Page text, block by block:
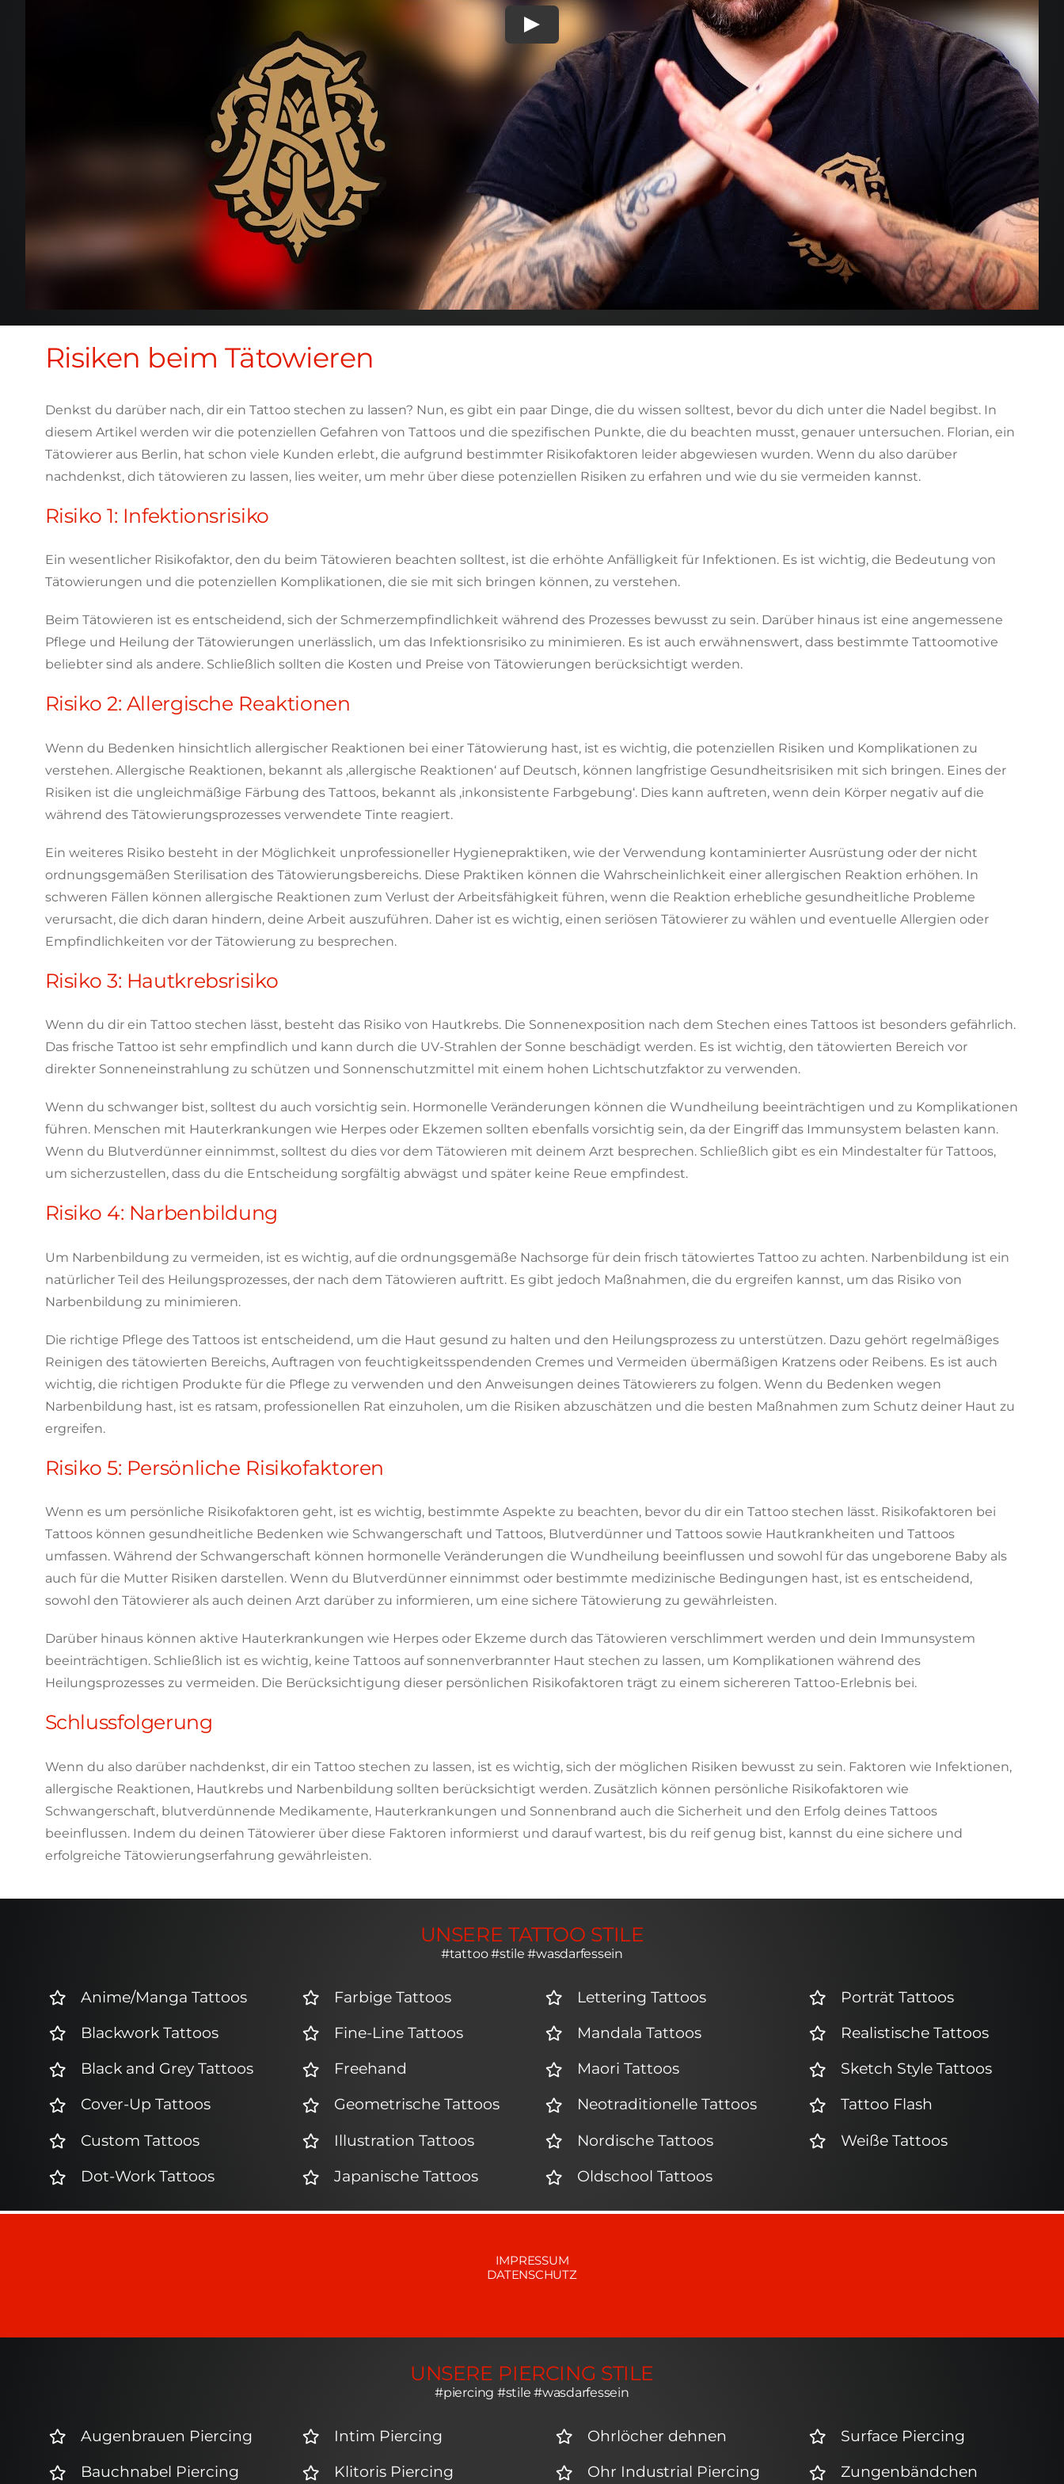
Risiken beim Tätowieren
Denkst du darüber nach, dir ein Tattoo stechen zu lassen? Nun, es gibt ein paar Dinge, die du wissen solltest, bevor du dich unter die Nadel begibst. In
diesem Artikel werden wir die potenziellen Gefahren von Tattoos und die spezifischen Punkte, die du beachten musst, genauer untersuchen. Florian, ein
Tätowierer aus Berlin, hat schon viele Kunden erlebt, die aufgrund bestimmter Risikofaktoren leider abgewiesen wurden. Wenn du also darüber
nachdenkst, dich tätowieren zu lassen, lies weiter, um mehr über diese potenziellen Risiken zu erfahren und wie du sie vermeiden kannst.
Risiko 1: Infektionsrisiko
Ein wesentlicher Risikofaktor, den du beim Tätowieren beachten solltest, ist die erhöhte Anfälligkeit für Infektionen. Es ist wichtig, die Bedeutung von
Tätowierungen und die potenziellen Komplikationen, die sie mit sich bringen können, zu verstehen.
Beim Tätowieren ist es entscheidend, sich der Schmerzempfindlichkeit während des Prozesses bewusst zu sein. Darüber hinaus ist eine angemessene
Pflege und Heilung der Tätowierungen unerlässlich, um das Infektionsrisiko zu minimieren. Es ist auch erwähnenswert, dass bestimmte Tattoomotive
beliebter sind als andere. Schließlich sollten die Kosten und Preise von Tätowierungen berücksichtigt werden.
Risiko 2: Allergische Reaktionen
Wenn du Bedenken hinsichtlich allergischer Reaktionen bei einer Tätowierung hast, ist es wichtig, die potenziellen Risiken und Komplikationen zu
verstehen. Allergische Reaktionen, bekannt als ‚allergische Reaktionen‘ auf Deutsch, können langfristige Gesundheitsrisiken mit sich bringen. Eines der
Risiken ist die ungleichmäßige Färbung des Tattoos, bekannt als ‚inkonsistente Farbgebung‘. Dies kann auftreten, wenn dein Körper negativ auf die
während des Tätowierungsprozesses verwendete Tinte reagiert.
Ein weiteres Risiko besteht in der Möglichkeit unprofessioneller Hygienepraktiken, wie der Verwendung kontaminierter Ausrüstung oder der nicht
ordnungsgemäßen Sterilisation des Tätowierungsbereichs. Diese Praktiken können die Wahrscheinlichkeit einer allergischen Reaktion erhöhen. In
schweren Fällen können allergische Reaktionen zum Verlust der Arbeitsfähigkeit führen, wenn die Reaktion erhebliche gesundheitliche Probleme
verursacht, die dich daran hindern, deine Arbeit auszuführen. Daher ist es wichtig, einen seriösen Tätowierer zu wählen und eventuelle Allergien oder
Empfindlichkeiten vor der Tätowierung zu besprechen.
Risiko 3: Hautkrebsrisiko
Wenn du dir ein Tattoo stechen lässt, besteht das Risiko von Hautkrebs. Die Sonnenexposition nach dem Stechen eines Tattoos ist besonders gefährlich.
Das frische Tattoo ist sehr empfindlich und kann durch die UV-Strahlen der Sonne beschädigt werden. Es ist wichtig, den tätowierten Bereich vor
direkter Sonneneinstrahlung zu schützen und Sonnenschutzmittel mit einem hohen Lichtschutzfaktor zu verwenden.
Wenn du schwanger bist, solltest du auch vorsichtig sein. Hormonelle Veränderungen können die Wundheilung beeinträchtigen und zu Komplikationen
führen. Menschen mit Hauterkrankungen wie Herpes oder Ekzemen sollten ebenfalls vorsichtig sein, da der Eingriff das Immunsystem belasten kann.
Wenn du Blutverdünner einnimmst, solltest du dies vor dem Tätowieren mit deinem Arzt besprechen. Schließlich gibt es ein Mindestalter für Tattoos,
um sicherzustellen, dass du die Entscheidung sorgfältig abwägst und später keine Reue empfindest.
Risiko 4: Narbenbildung
Um Narbenbildung zu vermeiden, ist es wichtig, auf die ordnungsgemäße Nachsorge für dein frisch tätowiertes Tattoo zu achten. Narbenbildung ist ein
natürlicher Teil des Heilungsprozesses, der nach dem Tätowieren auftritt. Es gibt jedoch Maßnahmen, die du ergreifen kannst, um das Risiko von
Narbenbildung zu minimieren.
Die richtige Pflege des Tattoos ist entscheidend, um die Haut gesund zu halten und den Heilungsprozess zu unterstützen. Dazu gehört regelmäßiges
Reinigen des tätowierten Bereichs, Auftragen von feuchtigkeitsspendenden Cremes und Vermeiden übermäßigen Kratzens oder Reibens. Es ist auch
wichtig, die richtigen Produkte für die Pflege zu verwenden und den Anweisungen deines Tätowierers zu folgen. Wenn du Bedenken wegen
Narbenbildung hast, ist es ratsam, professionellen Rat einzuholen, um die Risiken abzuschätzen und die besten Maßnahmen zum Schutz deiner Haut zu
ergreifen.
Risiko 5: Persönliche Risikofaktoren
Wenn es um persönliche Risikofaktoren geht, ist es wichtig, bestimmte Aspekte zu beachten, bevor du dir ein Tattoo stechen lässt. Risikofaktoren bei
Tattoos können gesundheitliche Bedenken wie Schwangerschaft und Tattoos, Blutverdünner und Tattoos sowie Hautkrankheiten und Tattoos
umfassen. Während der Schwangerschaft können hormonelle Veränderungen die Wundheilung beeinflussen und sowohl für das ungeborene Baby als
auch für die Mutter Risiken darstellen. Wenn du Blutverdünner einnimmst oder bestimmte medizinische Bedingungen hast, ist es entscheidend,
sowohl den Tätowierer als auch deinen Arzt darüber zu informieren, um eine sichere Tätowierung zu gewährleisten.
Darüber hinaus können aktive Hauterkrankungen wie Herpes oder Ekzeme durch das Tätowieren verschlimmert werden und dein Immunsystem
beeinträchtigen. Schließlich ist es wichtig, keine Tattoos auf sonnenverbrannter Haut stechen zu lassen, um Komplikationen während des
Heilungsprozesses zu vermeiden. Die Berücksichtigung dieser persönlichen Risikofaktoren trägt zu einem sichereren Tattoo-Erlebnis bei.
Schlussfolgerung
Wenn du also darüber nachdenkst, dir ein Tattoo stechen zu lassen, ist es wichtig, sich der möglichen Risiken bewusst zu sein. Faktoren wie Infektionen,
allergische Reaktionen, Hautkrebs und Narbenbildung sollten berücksichtigt werden. Zusätzlich können persönliche Risikofaktoren wie
Schwangerschaft, blutverdünnende Medikamente, Hauterkrankungen und Sonnenbrand auch die Sicherheit und den Erfolg deines Tattoos
beeinflussen. Indem du deinen Tätowierer über diese Faktoren informierst und darauf wartest, bis du reif genug bist, kannst du eine sichere und
erfolgreiche Tätowierungserfahrung gewährleisten.
UNSERE TATTOO STILE
#tattoo #stile #wasdarfessein
Anime/Manga Tattoos
Blackwork Tattoos
Black and Grey Tattoos
Cover-Up Tattoos
Custom Tattoos
Dot-Work Tattoos
Farbige Tattoos
Fine-Line Tattoos
Freehand
Geometrische Tattoos
Illustration Tattoos
Japanische Tattoos
Lettering Tattoos
Mandala Tattoos
Maori Tattoos
Neotraditionelle Tattoos
Nordische Tattoos
Oldschool Tattoos
Porträt Tattoos
Realistische Tattoos
Sketch Style Tattoos
Tattoo Flash
Weiße Tattoos
IMPRESSUM
DATENSCHUTZ
UNSERE PIERCING STILE
#piercing #stile #wasdarfessein
Augenbrauen Piercing
Bauchnabel Piercing
Intim Piercing
Klitoris Piercing
Ohrlöcher dehnen
Ohr Industrial Piercing
Surface Piercing
Zungenbändchen